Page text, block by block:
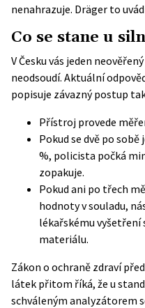
nenahrazuje. Dräger to
Co se stane u
V Česku vás jeden
neodsoudí. Aktuální
popisuje závazný postup
Přístroj provede
Pokud se dvě po
%, policista počká
zopakuje.
Pokud ani po třech
hodnoty v souladu,
lékařskému
materiálu.
Zákon o ochraně zdraví
látek přitom říká, že u
schváleným analyzátorem